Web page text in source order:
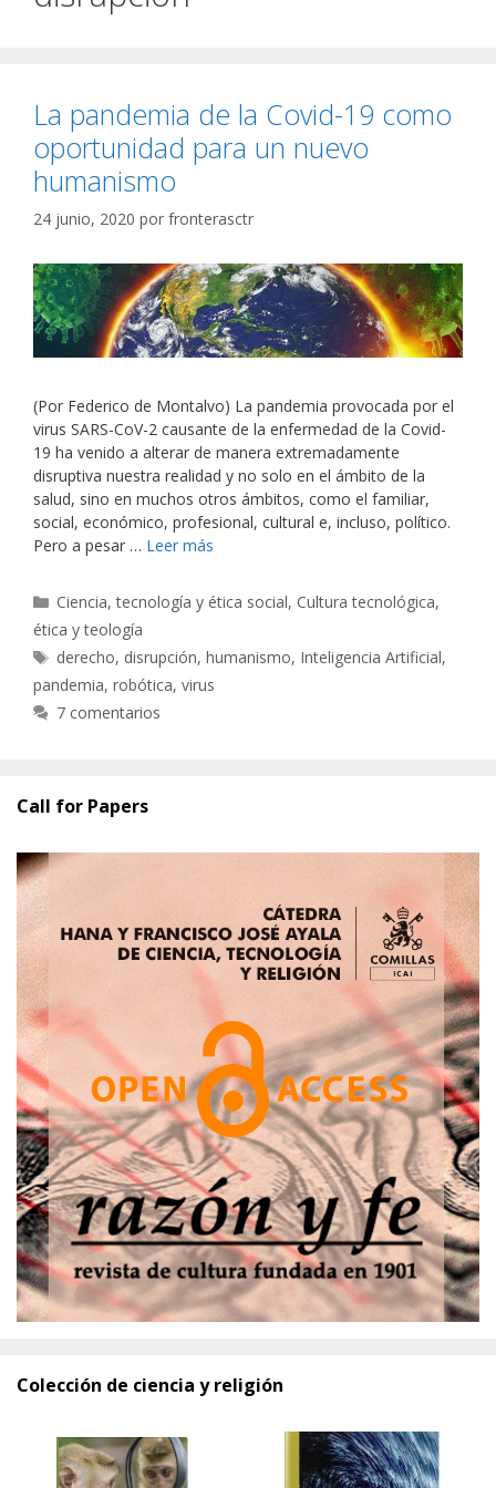
La pandemia de la Covid-19 como
oportunidad para un nuevo
humanismo
24 junio, 2020 por fronterasctr
(Por Federico de Montalvo) La pandemia provocada por el
virus SARS-CoV-2 causante de la enfermedad de la Covid-
19 ha venido a alterar de manera extremadamente
disruptiva nuestra realidad y no solo en el ámbito de la
salud, sino en muchos otros ámbitos, como el familiar,
social, económico, profesional, cultural e, incluso, político.
Pero a pesar … Leer más
Categorías
Ciencia, tecnología y ética social, Cultura tecnológica,
ética y teología
Etiquetas
derecho, disrupción,humanismo, Inteligencia Artificial,
pandemia, robótica, virus
7 comentarios
Call for Papers
Colección de ciencia y religión